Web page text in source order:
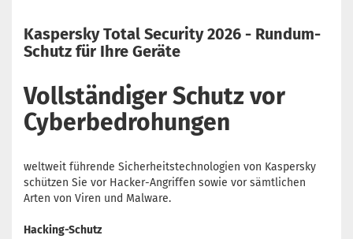
Kaspersky Total Security 2026 - Rundum-
Schutz für Ihre Geräte
Vollständiger Schutz vor
Cyberbedrohungen
weltweit führende Sicherheitstechnologien von Kaspersky
schützen Sie vor Hacker-Angriffen sowie vor sämtlichen
Arten von Viren und Malware.
Hacking-Schutz